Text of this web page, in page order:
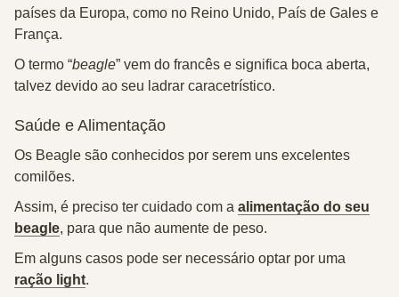
países da Europa, como no Reino Unido, País de Gales e
França.
O termo “beagle” vem do francês e significa boca aberta,
talvez devido ao seu ladrar caracetrístico.
Saúde e Alimentação
Os Beagle são conhecidos por serem uns excelentes
comilões.
Assim, é preciso ter cuidado com a alimentação do seu
beagle, para que não aumente de peso.
Em alguns casos pode ser necessário optar por uma
ração light.